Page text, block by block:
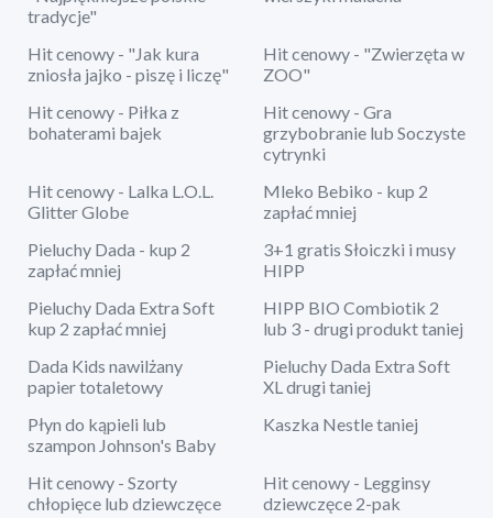
tradycje"
Hit cenowy - "Jak kura
zniosła jajko - piszę i liczę"
Hit cenowy - "Zwierzęta w
ZOO"
Hit cenowy - Piłka z
bohaterami bajek
Hit cenowy - Gra
grzybobranie lub Soczyste
cytrynki
Hit cenowy - Lalka L.O.L.
Glitter Globe
Mleko Bebiko - kup 2
zapłać mniej
Pieluchy Dada - kup 2
zapłać mniej
3+1 gratis Słoiczki i musy
HIPP
Pieluchy Dada Extra Soft
kup 2 zapłać mniej
HIPP BIO Combiotik 2
lub 3 - drugi produkt taniej
Dada Kids nawilżany
papier totaletowy
Pieluchy Dada Extra Soft
XL drugi taniej
Płyn do kąpieli lub
szampon Johnson's Baby
Kaszka Nestle taniej
Hit cenowy - Szorty
chłopięce lub dziewczęce
Hit cenowy - Legginsy
dziewczęce 2-pak